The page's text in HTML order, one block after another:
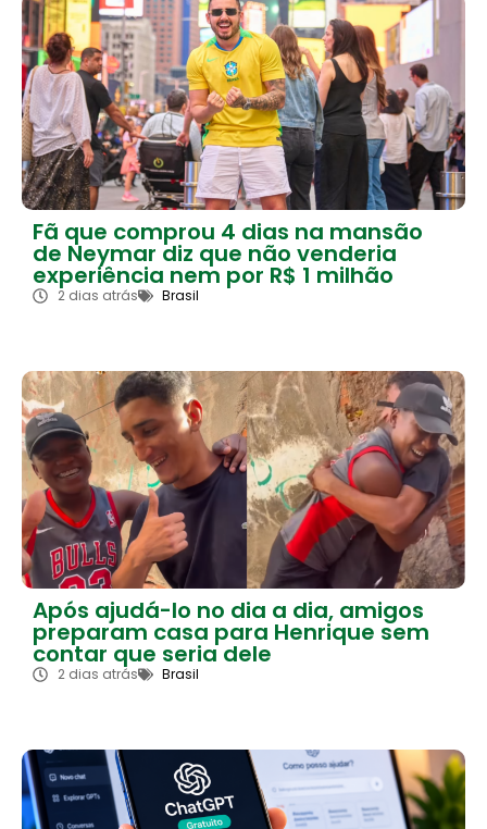
Fã que comprou 4 dias na mansão
de Neymar diz que não venderia
experiência nem por R$ 1 milhão
2 dias atrás Brasil
Após ajudá-lo no dia a dia, amigos
preparam casa para Henrique sem
contar que seria dele
2 dias atrás Brasil